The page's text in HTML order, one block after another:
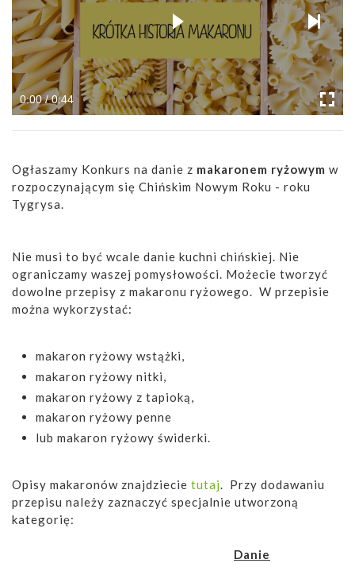
0:00 / 0:44
Ogłaszamy Konkurs na danie z makaronem ryżowym w
rozpoczynającym się Chińskim Nowym Roku - roku
Tygrysa.
Nie musi to być wcale danie kuchni chińskiej. Nie
ograniczamy waszej pomysłowości. Możecie tworzyć
dowolne przepisy z makaronu ryżowego. W przepisie
można wykorzystać:
makaron ryżowy wstążki,
makaron ryżowy nitki,
makaron ryżowy z tapioką,
makaron ryżowy penne
lub makaron ryżowy świderki.
Opisy makaronów znajdziecie tutaj. Przy dodawaniu
przepisu należy zaznaczyć specjalnie utworzoną
kategorię:
Danie